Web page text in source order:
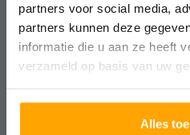
partners voor social media,
partners kunnen deze
informatie die u aan ze heeft
verzameld op basis van uw
Alles
Hulp nodig?
We helpen
een nuchtere blik.